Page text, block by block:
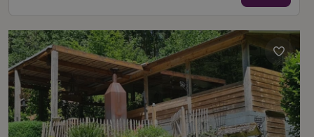
Strictement nécessaires Performance Ciblage
Fonctionnalité
Les cookies strictement nécessaires habilitent des
fonctionnalités de base du site Web telles que la connexion
des utilisateurs et la gestion des comptes. Le site Web ne
peut pas être utilisé correctement sans les cookies
strictement nécessaires.